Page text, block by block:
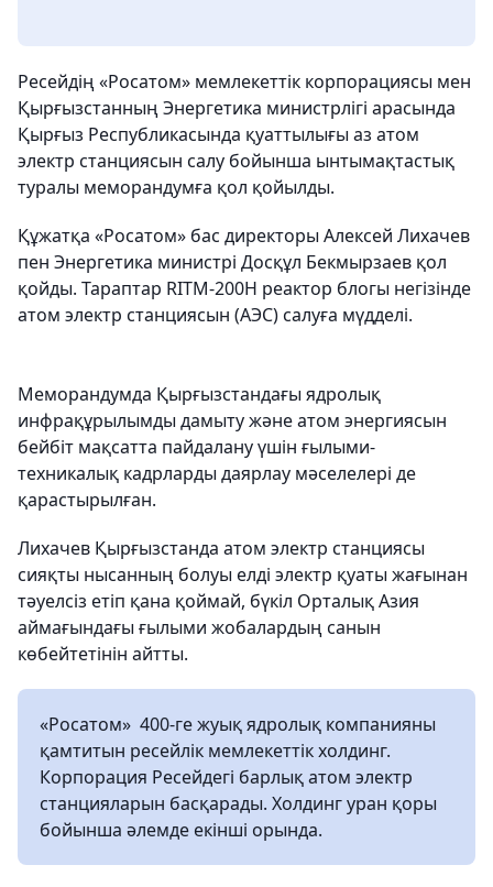
Ресейдің «Росатом» мемлекеттік корпорациясы мен
Қырғызстанның Энергетика министрлігі арасында
Қырғыз Республикасында қуаттылығы аз атом
электр станциясын салу бойынша ынтымақтастық
туралы меморандумға қол қойылды.
Құжатқа «Росатом» бас директоры Алексей Лихачев
пен Энергетика министрі Досқұл Бекмырзаев қол
қойды. Тараптар RITM-200H реактор блогы негізінде
атом электр станциясын (АЭС) салуға мүдделі.
Меморандумда Қырғызстандағы ядролық
инфрақұрылымды дамыту және атом энергиясын
бейбіт мақсатта пайдалану үшін ғылыми-
техникалық кадрларды даярлау мәселелері де
қарастырылған.
Лихачев Қырғызстанда атом электр станциясы
сияқты нысанның болуы елді электр қуаты жағынан
тәуелсіз етіп қана қоймай, бүкіл Орталық Азия
аймағындағы ғылыми жобалардың санын
көбейтетінін айтты.
«Росатом» 400-ге жуық ядролық компанияны
қамтитын ресейлік мемлекеттік холдинг.
Корпорация Ресейдегі барлық атом электр
станцияларын басқарады. Холдинг уран қоры
бойынша әлемде екінші орында.